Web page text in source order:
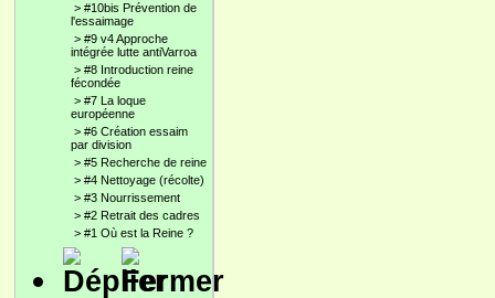
> #10bis Prévention de
l'essaimage
> #9 v4 Approche
intégrée lutte antiVarroa
> #8 Introduction reine
fécondée
> #7 La loque
européenne
> #6 Création essaim
par division
> #5 Recherche de reine
> #4 Nettoyage (récolte)
> #3 Nourrissement
> #2 Retrait des cadres
> #1 Où est la Reine ?